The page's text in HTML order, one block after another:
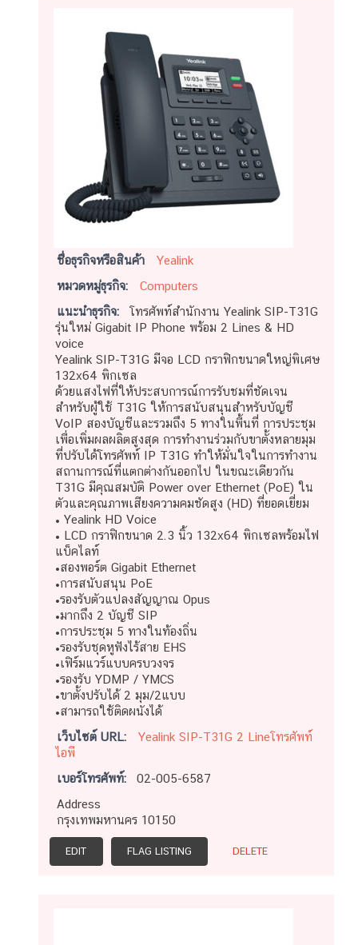
ชื่อธุรกิจหรือสินค้า
Yealink
หมวดหมู่ธุรกิจ:
Computers
แนะนำธุรกิจ:
โทรศัพท์สํานักงาน Yealink SIP-T31G
รุ่นใหม่ Gigabit IP Phone พร้อม 2 Lines & HD
voice
Yealink SIP-T31G มีจอ LCD กราฟิกขนาดใหญ่พิเศษ
132x64 พิกเซล
ด้วยแสงไฟที่ให้ประสบการณ์การรับชมที่ชัดเจน
สำหรับผู้ใช้ T31G ให้การสนับสนุนสำหรับบัญชี
VoIP สองบัญชีและรวมถึง 5 ทางในพื้นที่ การประชุม
เพื่อเพิ่มผลผลิตสูงสุด การทำงานร่วมกับขาตั้งหลายมุม
ที่ปรับได้โทรศัพท์ IP T31G ทำให้มั่นใจในการทำงาน
สถานการณ์ที่แตกต่างกันออกไป ในขณะเดียวกัน
T31G มีคุณสมบัติ Power over Ethernet (PoE) ใน
ตัวและคุณภาพเสียงความคมชัดสูง (HD) ที่ยอดเยี่ยม
• Yealink HD Voice
• LCD กราฟิกขนาด 2.3 นิ้ว 132x64 พิกเซลพร้อมไฟ
แบ็คไลท์
•สองพอร์ต Gigabit Ethernet
•การสนับสนุน PoE
•รองรับตัวแปลงสัญญาณ Opus
•มากถึง 2 บัญชี SIP
•การประชุม 5 ทางในท้องถิ่น
•รองรับชุดหูฟังไร้สาย EHS
•เฟิร์มแวร์แบบครบวงจร
•รองรับ YDMP / YMCS
•ขาตั้งปรับได้ 2 มุม/2แบบ
•สามารถใช้ติดผนังได้
เว็บไซต์ URL:
Yealink SIP-T31G 2 Lineโทรศัพท์
ไอพี
เบอร์โทรศัพท์:
02-005-6587
Address
กรุงเทพมหานคร 10150
EDIT FLAG LISTING DELETE